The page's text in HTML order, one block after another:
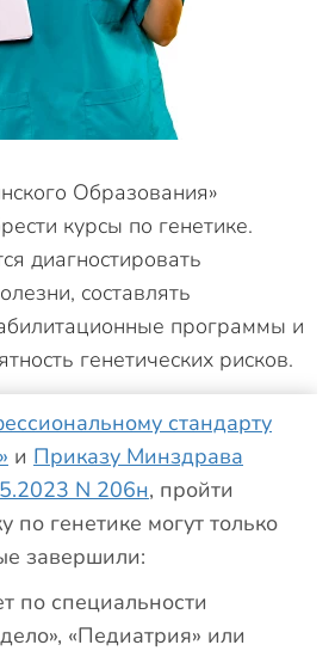
Образования»
курсы по генетике.
диагностировать
составлять
программы и
генетических рисков.
стандарту
и Приказу Минздрава
N 206н, пройти
по генетике могут только
завершили:
по специальности
«Педиатрия» или